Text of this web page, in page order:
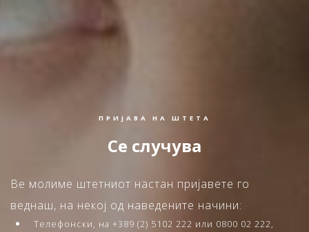
ПРИЈАВА НА ШТЕТА
Се случува
Ве молиме штетниот настан пријавете го
веднаш, на некој од наведените начини:
Телефонски, на +389 (2) 5102 222 или 0800 02 222,